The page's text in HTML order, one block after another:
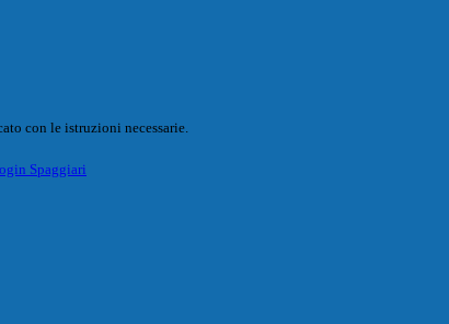
con le istruzioni necessarie.
Spaggiari